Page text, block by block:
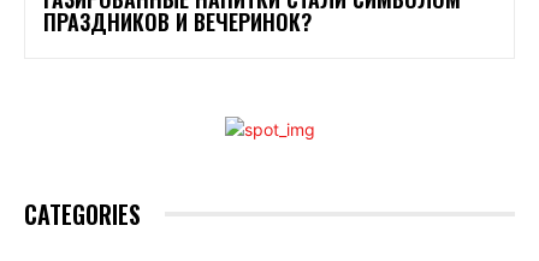
ПРАЗДНИКОВ И ВЕЧЕРИНОК?
CATEGORIES